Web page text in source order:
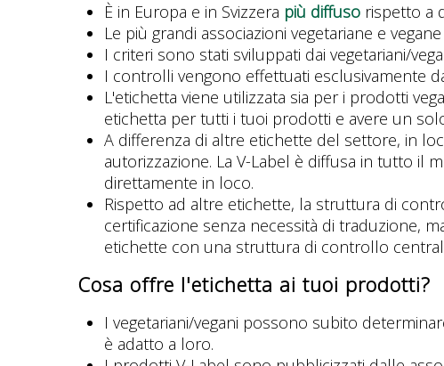
È in Europa e in Svizzera più diffuso rispetto a
Le più grandi associazioni vegetariane e
I criteri sono stati sviluppati dai vegetariani/
I controlli vengono effettuati esclusivamente
L'etichetta viene utilizzata sia per i prodotti
etichetta per tutti i tuoi prodotti e avere un
A differenza di altre etichette del settore, in
autorizzazione. La V-Label è diffusa in tutto il
direttamente in loco.
Rispetto ad altre etichette, la struttura di
certificazione senza necessità di traduzione,
etichette con una struttura di controllo
Cosa offre l'etichetta ai tuoi prodotti?
I vegetariani/vegani possono subito
è adatto a loro.